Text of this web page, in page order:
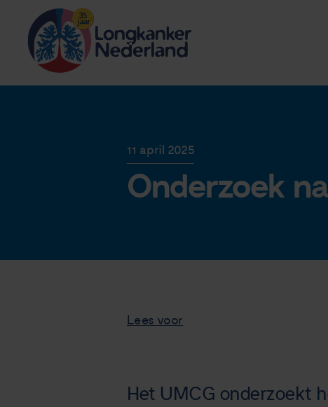
11 april 2025
Onderzoek
Lees voor
Het UMCG onderzoekt